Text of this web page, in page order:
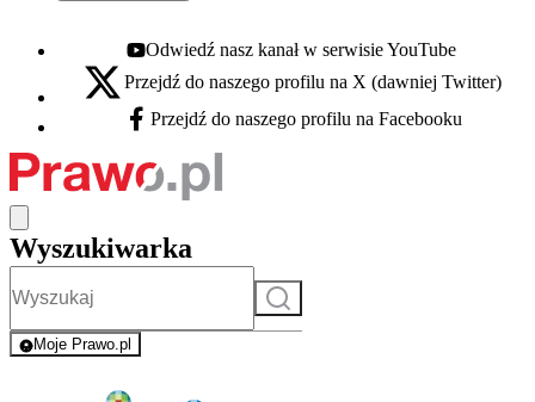
Youtube - otwiera się w nowej karcie
Odwiedź nasz kanał w serwisie YouTube
X - otwiera się w nowej karcie
Przejdź do naszego profilu na X (dawniej Twitter)
Facebook - otwiera się w nowej karcie
Przejdź do naszego profilu na Facebooku
Wyszukiwarka
Szukaj
Moje Prawo.pl
- rejestracja i logowanie do serwisu